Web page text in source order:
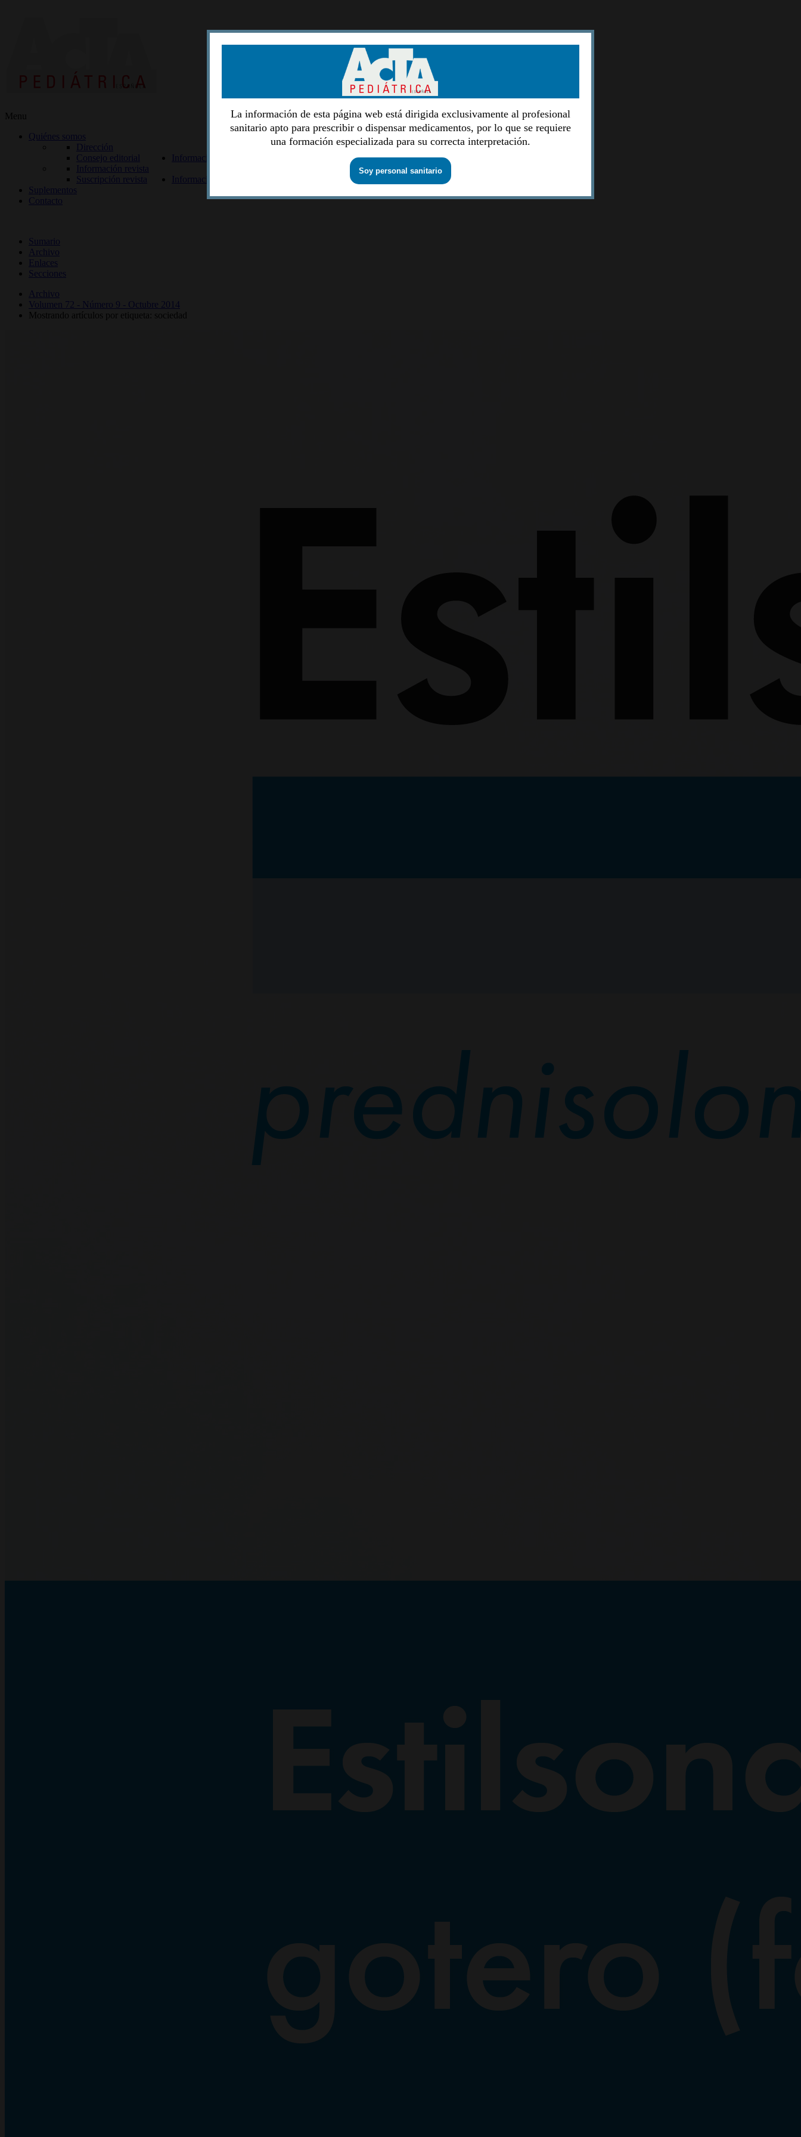
Menu
Quiénes somos
Dirección
Consejo editorial
Información lectores
Información revista
Suscripción revista
Información autores
Suplementos
Contacto
Sumario
Archivo
Enlaces
Secciones
Archivo
Volumen 72 - Número 9 - Octubre 2014
Mostrando artículos por etiqueta: sociedad
La información de esta página web está dirigida exclusivamente al profesional
sanitario apto para prescribir o dispensar medicamentos, por lo que se requiere
una formación especializada para su correcta interpretación.
Soy personal sanitario